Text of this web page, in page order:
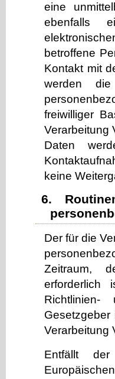
eine
ebenfalls
betroffene
Kontakt mit
werden
freiwilliger
Verarbeitung
Daten
keine
6.
Der für die
Zeitraum,
erforderlich
Verarbeitung
Entfällt